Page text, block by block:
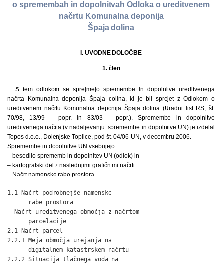
o spremembah in dopolnitvah Odloka o ureditvenem
načrtu Komunalna deponija
Špaja dolina
I. UVODNE DOLOČBE
1. člen
S tem odlokom se sprejmejo spremembe in dopolnitve ureditvenega
načrta Komunalna deponija Špaja dolina, ki je bil sprejet z Odlokom o
ureditvenem načrtu Komunalna deponija Špaja dolina (Uradni list RS, št.
70/98, 13/99 – popr. in 83/03 – popr.). Spremembe in dopolnitve
ureditvenega načrta (v nadaljevanju: spremembe in dopolnitve UN) je izdelal
Topos d.o.o., Dolenjske Toplice, pod št. 04/06-UN, v decembru 2006.
Spremembe in dopolnitve UN vsebujejo:
– besedilo sprememb in dopolnitev UN (odlok) in
– kartografski del z naslednjimi grafičnimi načrti:
– Načrt namenske rabe prostora
1.1 Načrt podrobnejše namenske
rabe prostora
– Načrt ureditvenega območja z načrtom
      parcelacije
2.1 Načrt parcel                                              M
2.2.1 Meja območja urejanja na
digitalnem katastrskem načrtu
2.2.2 Situacija tlačnega voda na